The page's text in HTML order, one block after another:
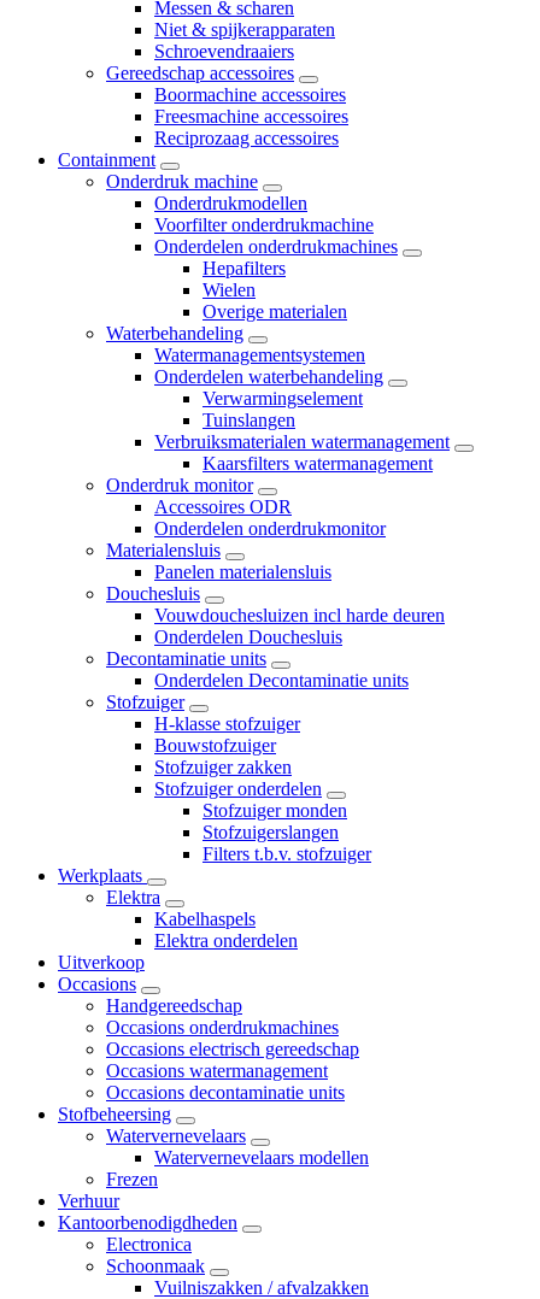
Messen & scharen
Niet & spijkerapparaten
Schroevendraaiers
Gereedschap accessoires
Boormachine accessoires
Freesmachine accessoires
Reciprozaag accessoires
Containment
Onderdruk machine
Onderdrukmodellen
Voorfilter onderdrukmachine
Onderdelen onderdrukmachines
Hepafilters
Wielen
Overige materialen
Waterbehandeling
Watermanagementsystemen
Onderdelen waterbehandeling
Verwarmingselement
Tuinslangen
Verbruiksmaterialen watermanagement
Kaarsfilters watermanagement
Onderdruk monitor
Accessoires ODR
Onderdelen onderdrukmonitor
Materialensluis
Panelen materialensluis
Douchesluis
Vouwdouchesluizen incl harde deuren
Onderdelen Douchesluis
Decontaminatie units
Onderdelen Decontaminatie units
Stofzuiger
H-klasse stofzuiger
Bouwstofzuiger
Stofzuiger zakken
Stofzuiger onderdelen
Stofzuiger monden
Stofzuigerslangen
Filters t.b.v. stofzuiger
Werkplaats
Elektra
Kabelhaspels
Elektra onderdelen
Uitverkoop
Occasions
Handgereedschap
Occasions onderdrukmachines
Occasions electrisch gereedschap
Occasions watermanagement
Occasions decontaminatie units
Stofbeheersing
Watervernevelaars
Watervernevelaars modellen
Frezen
Verhuur
Kantoorbenodigdheden
Electronica
Schoonmaak
Vuilniszakken / afvalzakken